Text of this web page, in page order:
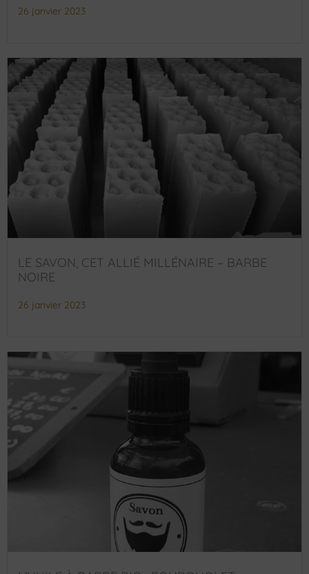
26 janvier 2023
LE SAVON, CET ALLIÉ MILLÉNAIRE – BARBE
NOIRE
26 janvier 2023